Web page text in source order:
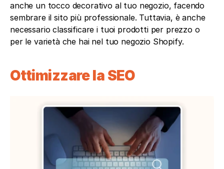
anche un tocco decorativo al tuo negozio, facendo
sembrare il sito più professionale. Tuttavia, è anche
necessario classificare i tuoi prodotti per prezzo o
per le varietà che hai nel tuo negozio Shopify.
Ottimizzare la SEO